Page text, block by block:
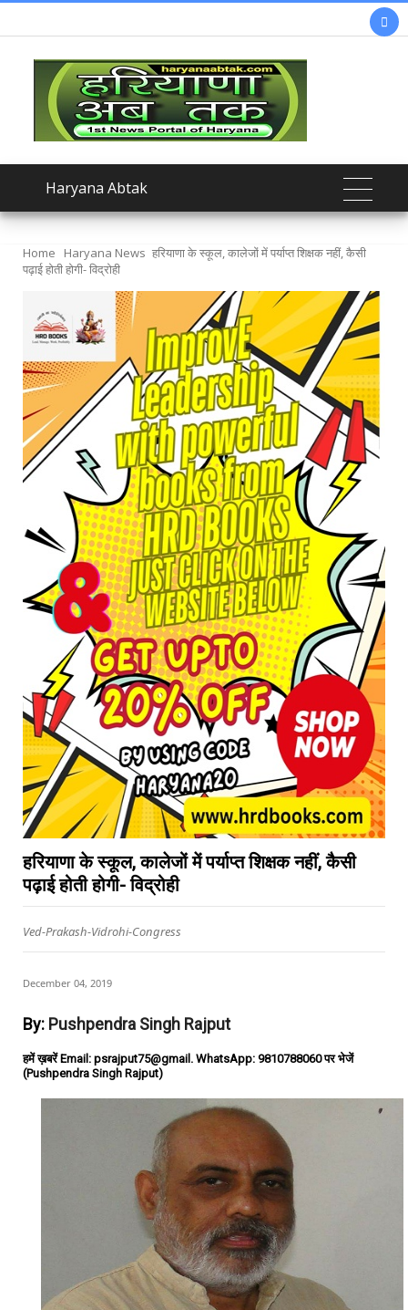

Haryana Abtak
Home Haryana News हरियाणा के स्कूल, कालेजों में पर्याप्त शिक्षक नहीं, कैसी
पढ़ाई होती होगी- विद्रोही
हरियाणा के स्कूल, कालेजों में पर्याप्त शिक्षक नहीं, कैसी
पढ़ाई होती होगी- विद्रोही
Ved-Prakash-Vidrohi-Congress
December 04, 2019
By: Pushpendra Singh Rajput
हमें ख़बरें Email: psrajput75@gmail. WhatsApp: 9810788060 पर भेजें
(Pushpendra Singh Rajput)